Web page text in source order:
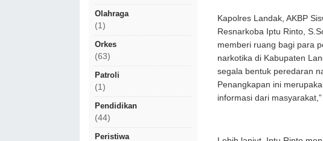
Olahraga
(1)
Orkes
(63)
Patroli
(1)
Pendidikan
(44)
Peristiwa
Kapolres Landak, AKBP
Resnarkoba Iptu Rinto,
memberi ruang bagi para
narkotika di Kabupaten
segala bentuk peredaran
Penangkapan ini
informasi dari